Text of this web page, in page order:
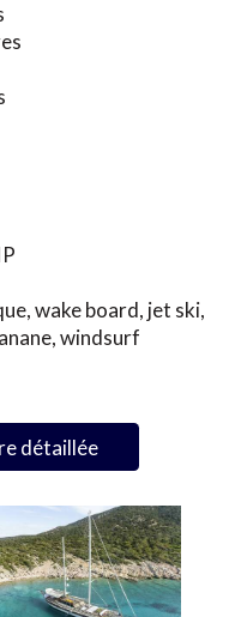
wake board, jet ski,
windsurf
détaillée